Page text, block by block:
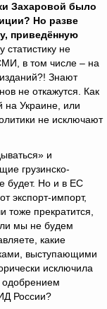
Захаровой было
Но разве
приведённую
статистику не
в том числе – на
Знают
не откажутся. Как
на Украине, или
не исключают
и
грузинско-
будет. Но и в ЕС
экспорт-импорт,
тоже прекратится,
мы не будем
какие
выступающими
исключила
одобрением
России?